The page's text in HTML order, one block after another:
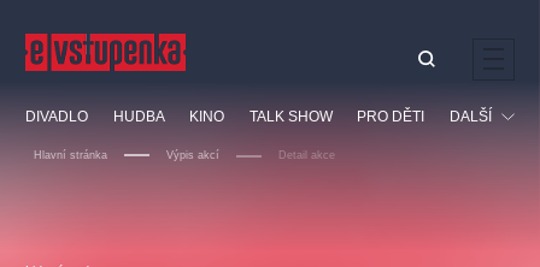
DIVADLO HUDBA KINO TALK SHOW PRO DĚTI DALŠÍ
Hlavní stránka Výpis akcí Detail akce
Nejnavštěvovanější